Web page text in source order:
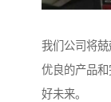
我们公司将
优良的产品
好未来。